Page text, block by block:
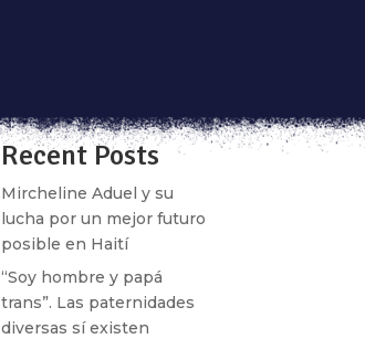
Recent Posts
Mircheline Aduel y su
lucha por un mejor futuro
posible en Haití
“Soy hombre y papá
trans”. Las paternidades
diversas sí existen